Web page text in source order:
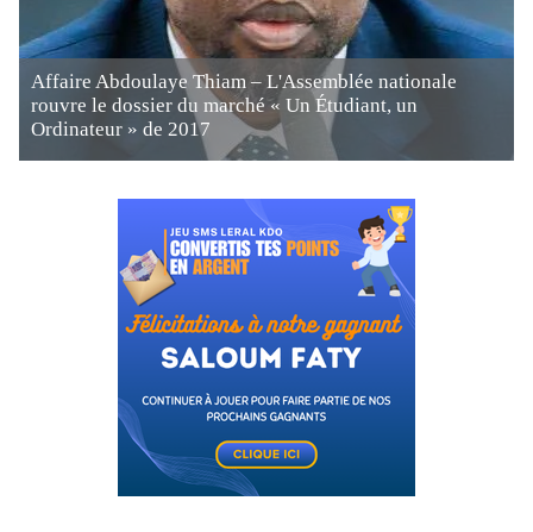
Affaire Abdoulaye Thiam – L'Assemblée nationale
rouvre le dossier du marché « Un Étudiant, un
Ordinateur » de 2017